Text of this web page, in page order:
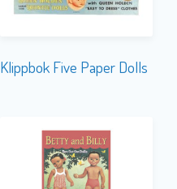
Klippbok Five Paper Dolls